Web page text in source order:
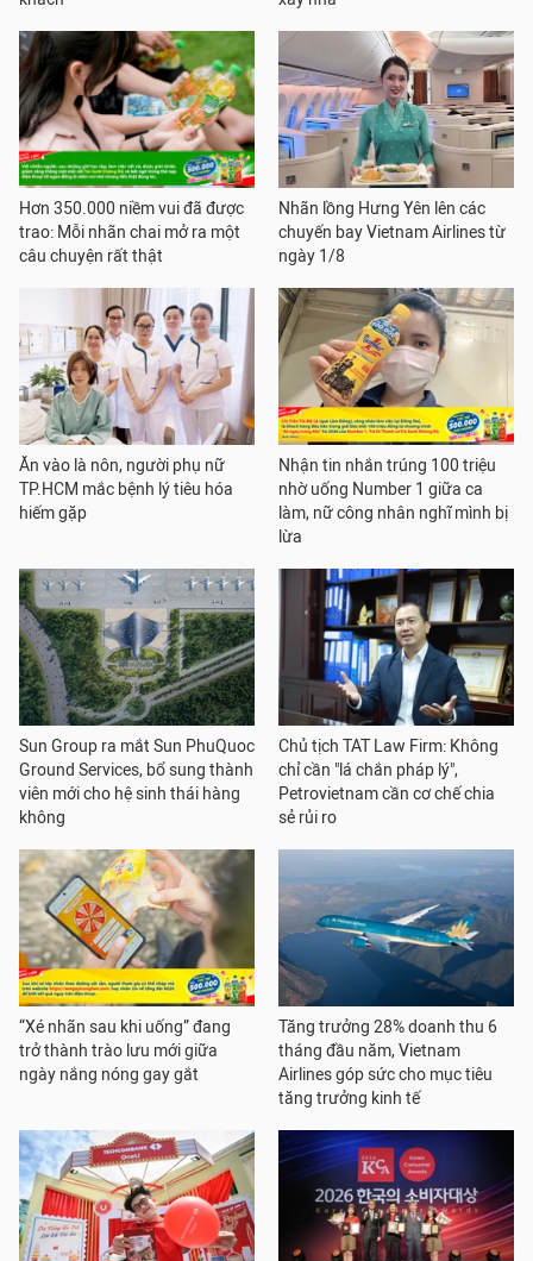
Hơn 350.000 niềm vui đã được
trao: Mỗi nhãn chai mở ra một
câu chuyện rất thật
Nhãn lồng Hưng Yên lên các
chuyến bay Vietnam Airlines từ
ngày 1/8
Ăn vào là nôn, người phụ nữ
TP.HCM mắc bệnh lý tiêu hóa
hiếm gặp
Nhận tin nhắn trúng 100 triệu
nhờ uống Number 1 giữa ca
làm, nữ công nhân nghĩ mình bị
lừa
Sun Group ra mắt Sun PhuQuoc
Ground Services, bổ sung thành
viên mới cho hệ sinh thái hàng
không
Chủ tịch TAT Law Firm: Không
chỉ cần "lá chắn pháp lý",
Petrovietnam cần cơ chế chia
sẻ rủi ro
“Xé nhãn sau khi uống” đang
trở thành trào lưu mới giữa
ngày nắng nóng gay gắt
Tăng trưởng 28% doanh thu 6
tháng đầu năm, Vietnam
Airlines góp sức cho mục tiêu
tăng trưởng kinh tế